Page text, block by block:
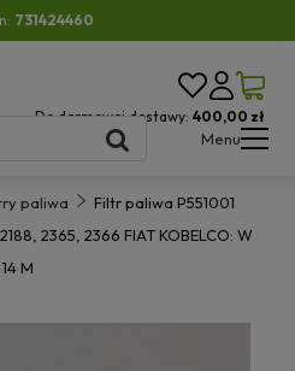
731424460
Do darmowej dostawy: 400,00 zł
Menu
paliwa
Filtr paliwa P551001
2365, 2366 FIAT KOBELCO: W
M